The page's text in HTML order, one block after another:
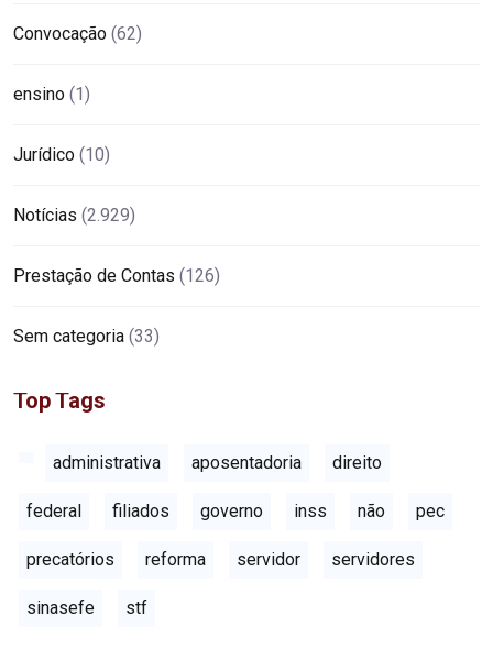
Convocação (62)
ensino (1)
Jurídico (10)
Notícias (2.929)
Prestação de Contas (126)
Sem categoria (33)
Top Tags
administrativa aposentadoria direito
federal filiados governo inss não pec
precatórios reforma servidor servidores
sinasefe stf